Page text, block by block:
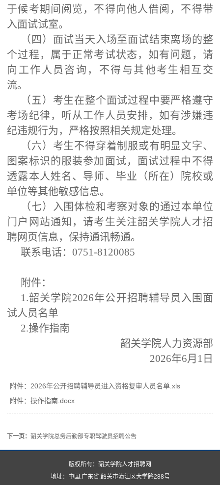
于候考期间阅览，不得向他人借阅，不得带
入面试试室。
（四）面试当天入场至面试结束离场的整
个过程，属于正常考试状态，如有问题，请
向工作人员咨询，不得与其他考生相互交
流。
（五）考生在整个面试过程中要严格遵守
考场纪律，听从工作人员安排，如有涉嫌违
纪违规行为，严格按照相关规定处理。
（六）考生不得穿着制服或有明显文字、
图案标识的服装参加面试，面试过程中不得
透露本人姓名、导师、毕业（所在）院校或
单位等其他敏感信息。
（七）入围体检和考察对象的通过本单位
门户网站通知，请考生关注韶关学院人才招
聘网页信息，保持通讯畅通。
联系电话：0751-8120085
附件：
1.韶关学院2026年公开招聘辅导员入围面
试人员名单
2.操作指南
韶关学院人力资源部
2026年6月1日
附件： 2026年公开招聘辅导员进入资格复审人员名单.xls
附件： 操作指南.docx
下一页：韶关学院总务后勤部专职驾驶员招聘公告
版权所有：韶关学院人才招聘网
地址：中国.广东省.韶关市浈江区大学路288号